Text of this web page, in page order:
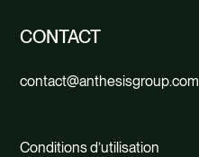
CONTACT
contact@anthesisgroup.com
Conditions d’utilisation